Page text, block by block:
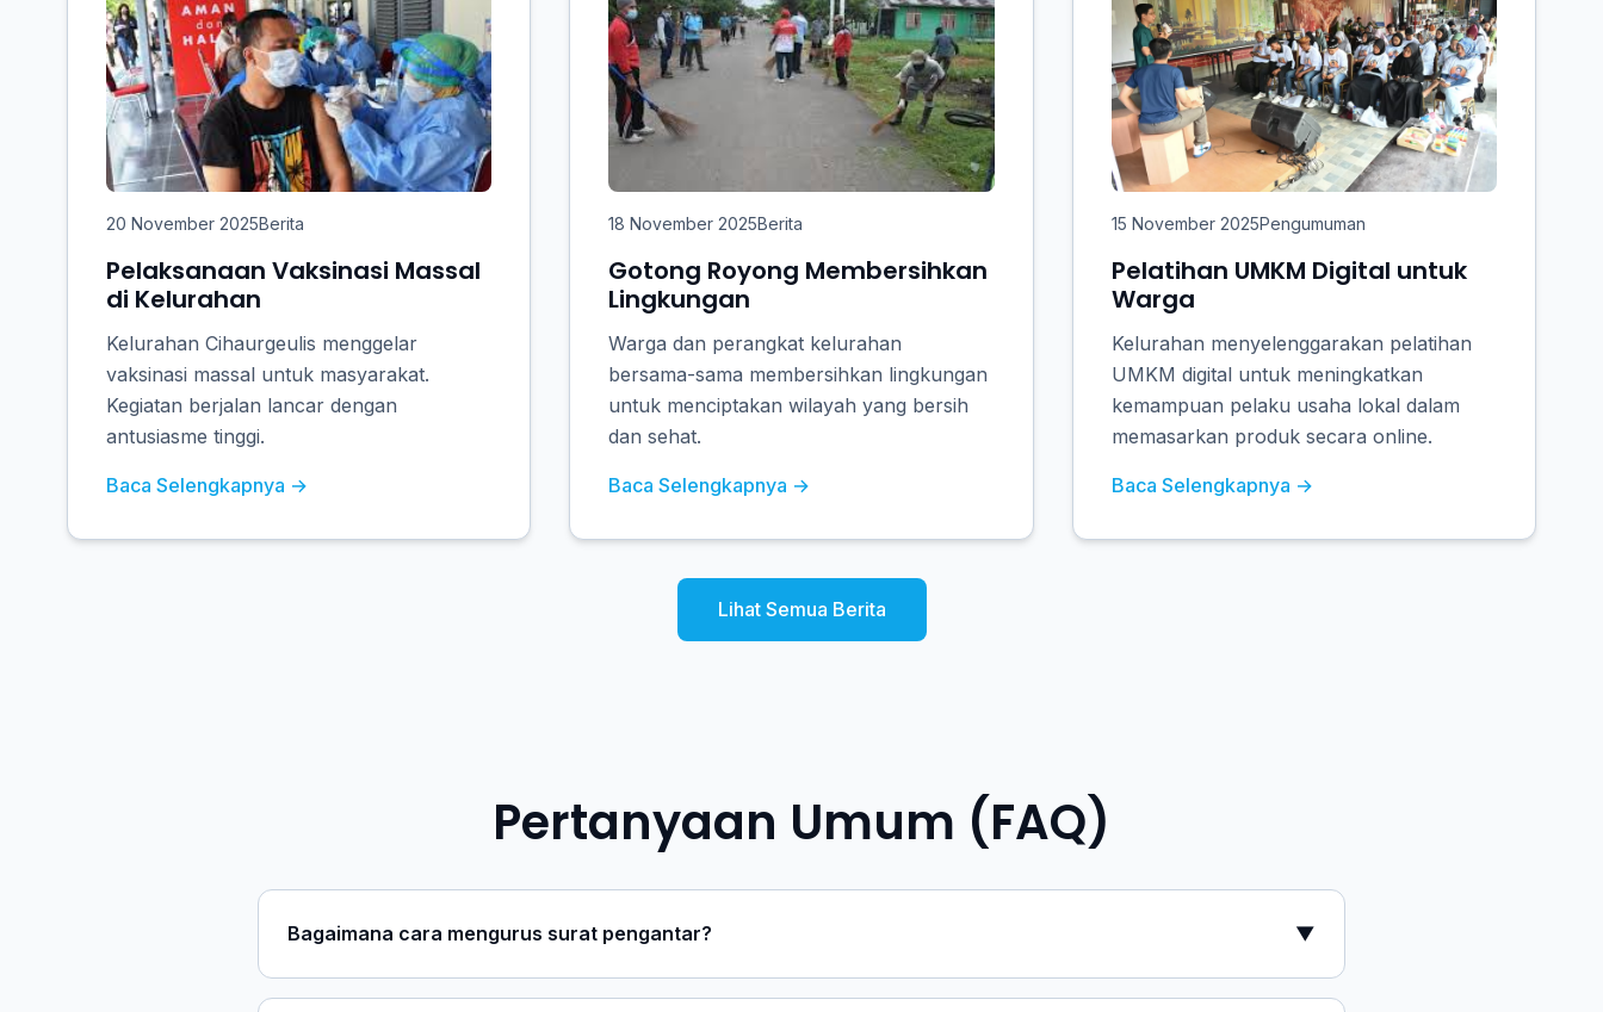
20 November 2025Berita
Pelaksanaan Vaksinasi Massal
di Kelurahan
Kelurahan Cihaurgeulis menggelar
vaksinasi massal untuk masyarakat.
Kegiatan berjalan lancar dengan
antusiasme tinggi.
Baca Selengkapnya →
18 November 2025Berita
Gotong Royong Membersihkan
Lingkungan
Warga dan perangkat kelurahan
bersama-sama membersihkan lingkungan
untuk menciptakan wilayah yang bersih
dan sehat.
Baca Selengkapnya →
15 November 2025Pengumuman
Pelatihan UMKM Digital untuk
Warga
Kelurahan menyelenggarakan pelatihan
UMKM digital untuk meningkatkan
kemampuan pelaku usaha lokal dalam
memasarkan produk secara online.
Baca Selengkapnya →
Lihat Semua Berita
Pertanyaan Umum (FAQ)
Bagaimana cara mengurus surat pengantar? ▼